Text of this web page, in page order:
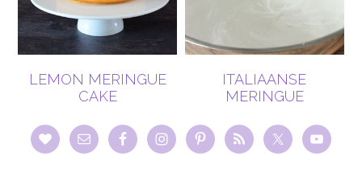
LEMON MERINGUE
CAKE
ITALIAANSE
MERINGUE